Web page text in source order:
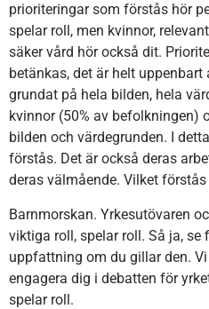
prioriteringar som förstås hör
spelar roll, men kvinnor,
säker vård hör också dit.
betänkas, det är helt
grundat på hela bilden, hela
kvinnor (50% av befolkningen)
bilden och värdegrunden. I
förstås. Det är också deras
deras välmående. Vilket
Barnmorskan. Yrkesutövaren
viktiga roll, spelar roll. Så ja, se
uppfattning om du gillar den.
engagera dig i debatten för
spelar roll.